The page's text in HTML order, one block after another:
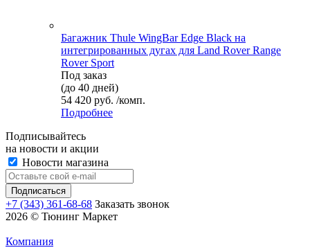
Багажник Thule WingBar Edge Black на
интегрированных дугах для Land Rover Range
Rover Sport
Под заказ
(до 40 дней)
54 420 руб. /комп.
Подробнее
Подписывайтесь
на новости и акции
Новости магазина
+7 (343) 361-68-68 Заказать звонок
2026 © Тюнинг Маркет
Компания